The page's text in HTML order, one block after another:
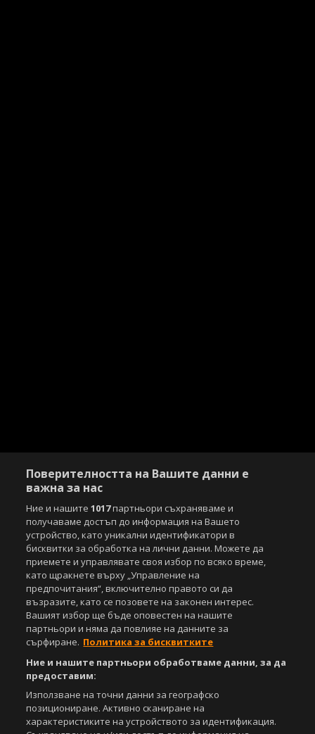
Поверителността на Вашите данни е
важна за нас
Ние и нашите1017партньори съхраняваме и
получаваме достъп до информация на Вашето
устройство, като уникални идентификатори в
бисквитки за обработка на лични данни. Можете да
приемете и управлявате своя избор по всяко време,
като щракнете върху „Управление на
предпочитания“, включително правото си да
възразите, като се позовете на законен интерес.
Вашият избор ще бъде оповестен на нашите
партньори и няма да повлияе на данните за
сърфиране. Политика за бисквитките
Ние и нашите партньори обработваме данни, за да
предоставим:
Използване на точни данни за географско
позициониране. Активно сканиране на
характеристиките на устройството за идентификация.